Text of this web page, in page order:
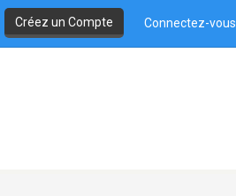
Créez un Compte Connectez-vous